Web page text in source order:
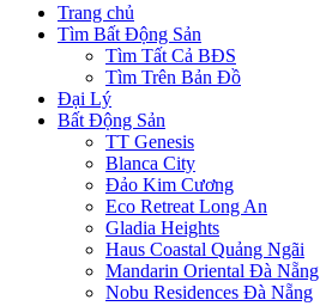
Trang chủ
Tìm Bất Động Sản
Tìm Tất Cả BĐS
Tìm Trên Bản Đồ
Đại Lý
Bất Động Sản
TT Genesis
Blanca City
Đảo Kim Cương
Eco Retreat Long An
Gladia Heights
Haus Coastal Quảng Ngãi
Mandarin Oriental Đà Nẵng
Nobu Residences Đà Nẵng